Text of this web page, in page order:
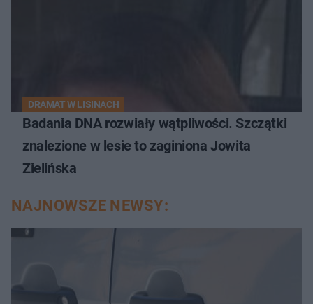
DRAMAT W LISINACH
Badania DNA rozwiały wątpliwości. Szczątki
znalezione w lesie to zaginiona Jowita
Zielińska
NAJNOWSZE NEWSY: